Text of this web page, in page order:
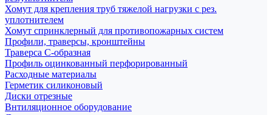
Хомут для крепления труб тяжелой нагрузки с рез.
уплотнителем
Хомут спринклерный для противопожарных систем
Профили, траверсы, кронштейны
Траверса С-образная
Профиль оцинкованный перфорированный
Расходные материалы
Герметик силиконовый
Диски отрезные
Внтиляционное оборудование